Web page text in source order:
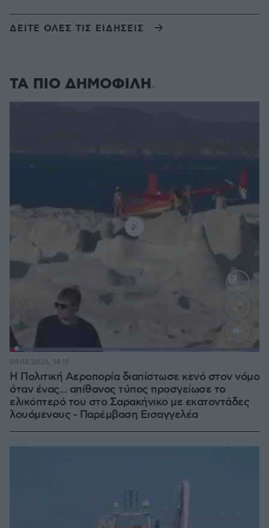
ΔΕΙΤΕ ΟΛΕΣ ΤΙΣ ΕΙΔΗΣΕΙΣ
ΤΑ ΠΙΟ ΔΗΜΟΦΙΛΗ
Η Πολιτική Αεροπορία διαπίστωσε κενό στον νόμο
όταν ένας... απίθανος τύπος προσγείωσε το
ελικόπτερό του στο Σαρακήνικο με εκατοντάδες
λουόμενους - Παρέμβαση Εισαγγελέα
09.08.2026, 14:15